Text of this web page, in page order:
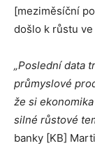
[meziměsíční
došlo k růstu
„Poslední data
průmyslové
že si
silné růstové
banky [KB]